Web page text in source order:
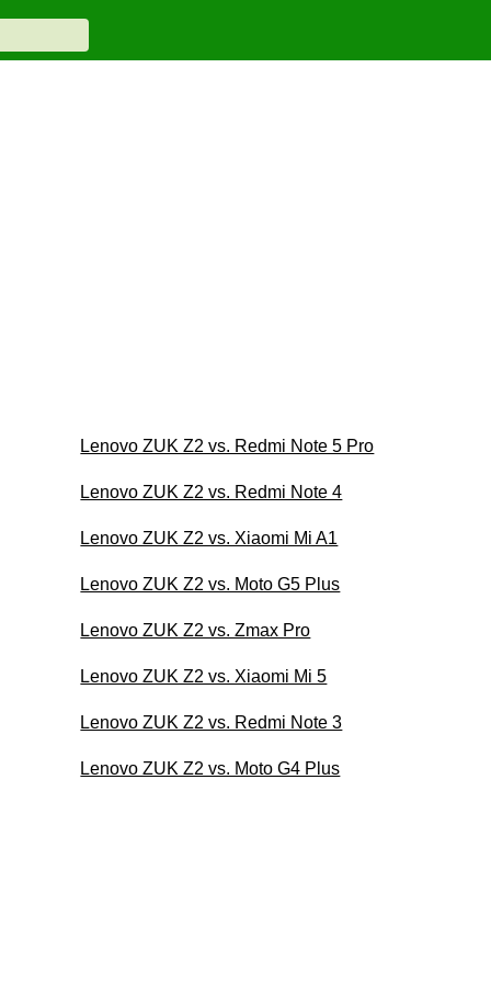
Lenovo ZUK Z2 vs. Redmi Note 5 Pro
Lenovo ZUK Z2 vs. Redmi Note 4
Lenovo ZUK Z2 vs. Xiaomi Mi A1
Lenovo ZUK Z2 vs. Moto G5 Plus
Lenovo ZUK Z2 vs. Zmax Pro
Lenovo ZUK Z2 vs. Xiaomi Mi 5
Lenovo ZUK Z2 vs. Redmi Note 3
Lenovo ZUK Z2 vs. Moto G4 Plus